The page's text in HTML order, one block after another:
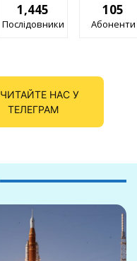
1,445
Послідовники
105
Абоненти
ЧИТАЙТЕ НАС У
ТЕЛЕГРАМ